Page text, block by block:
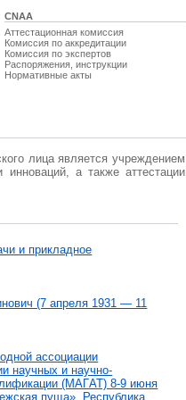
CNAA
Аттестационная комиссия
Комиссия по аккредитации
Комиссия по экспертов
Распоряжения, инструкции
Нормативные акты
лица является учреждением
инноваций, а также аттестации
и прикладное
(7 апреля 1931 — 11
ассоциации
научных и научно-
(МАГAT) 8-9 июня
пуща», Республика